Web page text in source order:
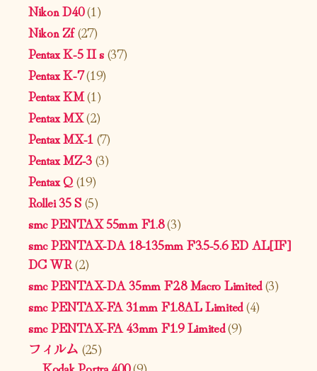
Nikon D40(1)
Nikon Zf(27)
Pentax K-5 II s(37)
Pentax K-7(19)
Pentax KM(1)
Pentax MX(2)
Pentax MX-1 (7)
Pentax MZ-3(3)
Pentax Q(19)
Rollei 35 S(5)
smc PENTAX 55mm F1.8(3)
smc PENTAX-DA 18-135mm F3.5-5.6 ED AL[IF]
DC WR(2)
smc PENTAX-DA 35mm F2.8 Macro Limited(3)
smc PENTAX-FA 31mm F1.8AL Limited(4)
smc PENTAX-FA 43mm F1.9 Limited(9)
フィルム (25)